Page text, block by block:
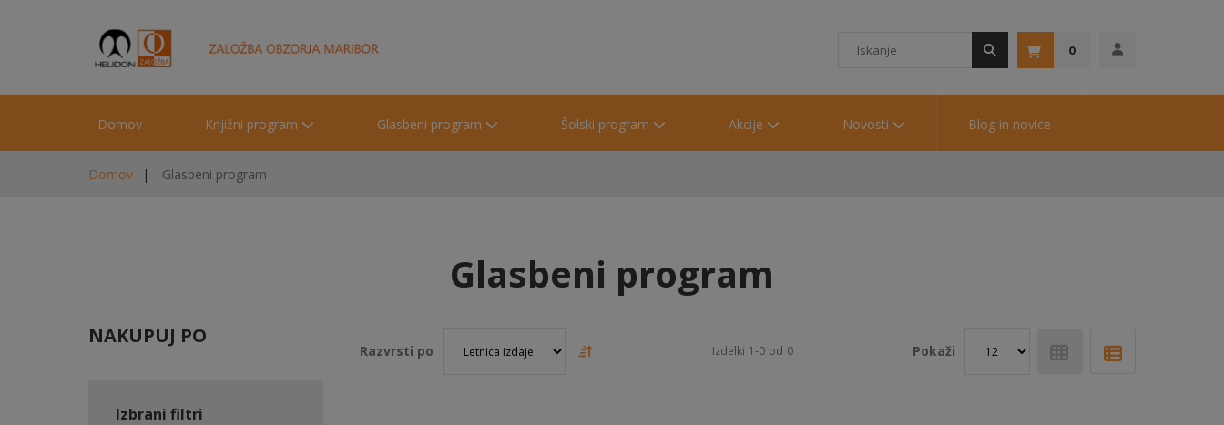
0
Domov Knjižni program Glasbeni program Šolski program Akcije Novosti Blog in novice
Domov Glasbeni program
Glasbeni program
Razvrsti po Izdelki 1-0 od 0 Pokaži
NAKUPUJ PO
Izbrani filtri